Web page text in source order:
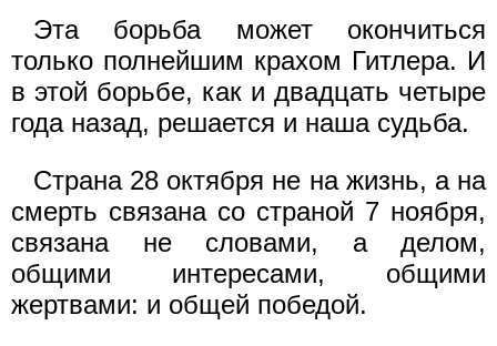
Эта борьба может окончиться
только полнейшим крахом Гитлера. И
в этой борьбе, как и двадцать четыре
года назад, решается и наша судьба.
Страна 28 октября не на жизнь, а на
смерть связана со страной 7 ноября,
связана не словами, а делом,
общими интересами, общими
жертвами: и общей победой.